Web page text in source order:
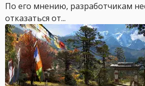
По его мнению, разработчикам
отказаться от...